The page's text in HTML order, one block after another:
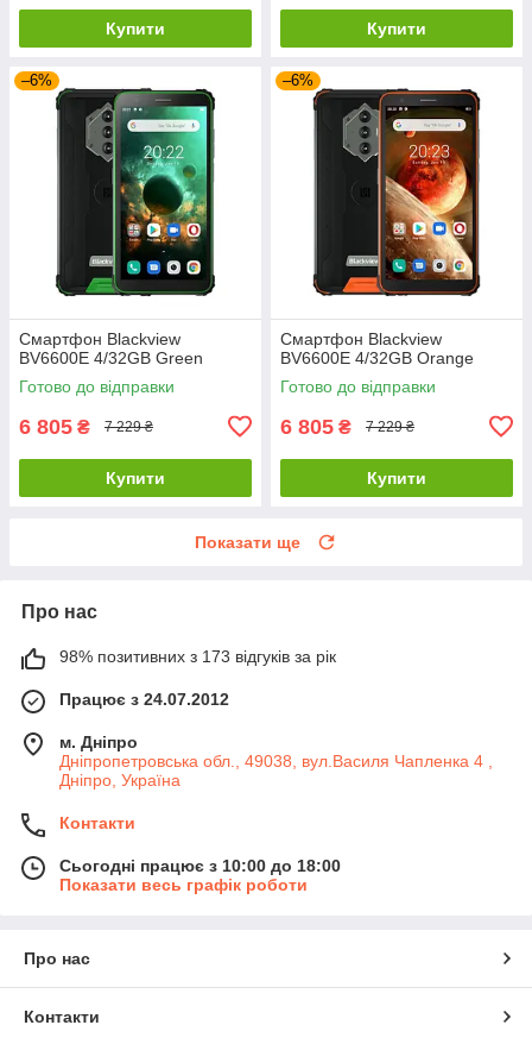
Купити Купити
–6%
Смартфон Blackview
BV6600E 4/32GB Green
Готово до відправки
6 805 ₴ 7 229 ₴
Купити
–6%
Смартфон Blackview
BV6600E 4/32GB Orange
Готово до відправки
6 805 ₴ 7 229 ₴
Купити
Показати ще
Про нас
98% позитивних з 173 відгуків за рік
Працює з 24.07.2012
м. Дніпро
Дніпропетровська обл., 49038, вул.Василя Чапленка 4 ,
Дніпро, Україна
Контакти
Сьогодні працює з 10:00 до 18:00
Показати весь графік роботи
Про нас
Контакти